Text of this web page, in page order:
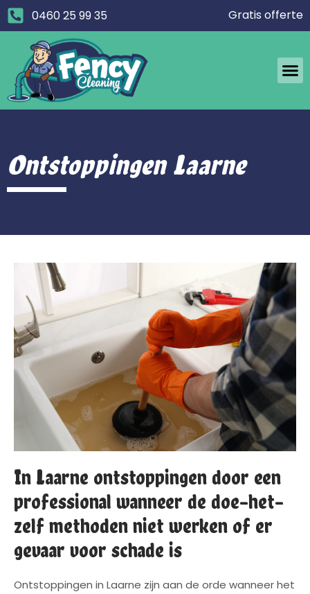
0460 25 99 35 Gratis offerte
Ontstoppingen Laarne
In Laarne ontstoppingen door een
professional wanneer de doe-het-
zelf methoden niet werken of er
gevaar voor schade is
Ontstoppingen in Laarne zijn aan de orde wanneer het